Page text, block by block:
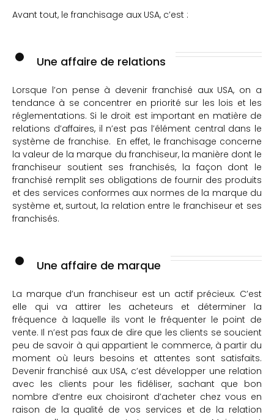
Avant tout, le franchisage aux USA, c’est :
Une affaire de relations
Lorsque l’on pense à devenir franchisé aux USA, on a
tendance à se concentrer en priorité sur les lois et les
réglementations. Si le droit est important en matière de
relations d’affaires, il n’est pas l’élément central dans le
système de franchise. En effet, le franchisage concerne
la valeur de la marque du franchiseur, la manière dont le
franchiseur soutient ses franchisés, la façon dont le
franchisé remplit ses obligations de fournir des produits
et des services conformes aux normes de la marque du
système et, surtout, la relation entre le franchiseur et ses
franchisés.
Une affaire de marque
La marque d’un franchiseur est un actif précieux. C’est
elle qui va attirer les acheteurs et déterminer la
fréquence à laquelle ils vont le fréquenter le point de
vente. Il n’est pas faux de dire que les clients se soucient
peu de savoir à qui appartient le commerce, à partir du
moment où leurs besoins et attentes sont satisfaits.
Devenir franchisé aux USA, c’est développer une relation
avec les clients pour les fidéliser, sachant que bon
nombre d’entre eux choisiront d’acheter chez vous en
raison de la qualité de vos services et de la relation